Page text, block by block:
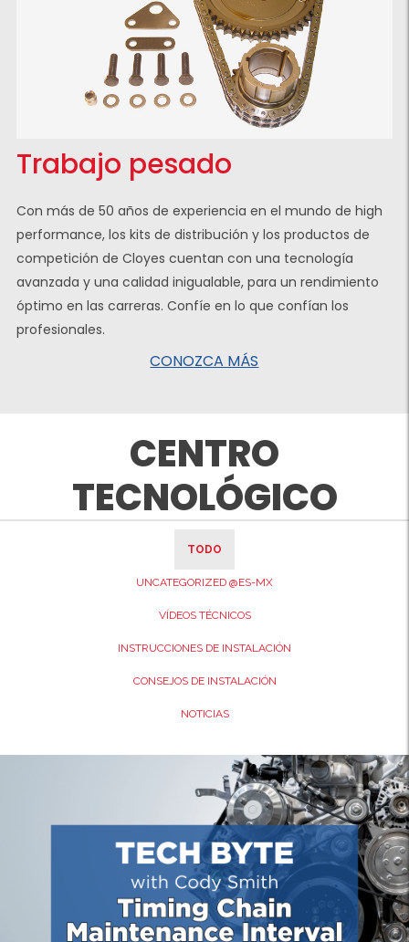
Trabajo pesado
Con más de 50 años de experiencia en el mundo de high
performance, los kits de distribución y los productos de
competición de Cloyes cuentan con una tecnología
avanzada y una calidad inigualable, para un rendimiento
óptimo en las carreras. Confíe en lo que confían los
profesionales.
CONOZCA MÁS
CENTRO
TECNOLÓGICO
TODO
UNCATEGORIZED @ES-MX
VÍDEOS TÉCNICOS
INSTRUCCIONES DE INSTALACIÓN
CONSEJOS DE INSTALACIÓN
NOTICIAS